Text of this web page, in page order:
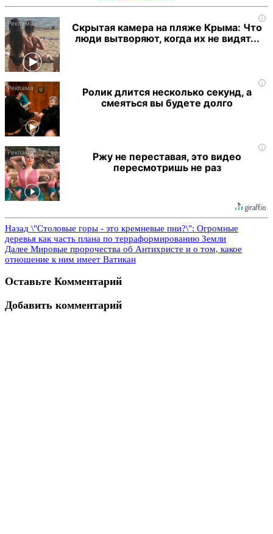
i
Скрытая камера на пляже Крыма: Что
люди вытворяют, когда их не видят...
i
Ролик длится несколько секунд, а
смеяться вы будете долго
i
Ржу не переставая, это видео
пересмотришь не раз
Назад \"Столовые горы - это кремневые пни?\": Огромные
деревья как часть плана по терраформированию Земли
Далее Мировые пророчества об Антихристе и о том, какое
отношение к ним имеет Ватикан
Оставьте Комментарий
Добавить комментарий